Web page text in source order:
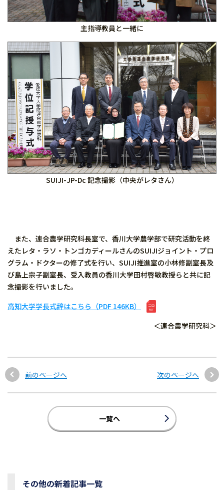
主指導教員と一緒に
SUIJI-JP-Dc 記念撮影（中央がレタさん）
また、連合農学研究科長室で、香川大学農学部で研究活動を終
えたレタ・ラソ・トンゴカディールさんのSUIJIジョイント・プロ
グラム・ドクターの修了式を行い、SUIJI推進室の小林修副室長及
び島上宗子副室長、受入教員の香川大学田村啓敏教授らと共に記
念撮影を行いました。
高知大学学長式辞はこちら（PDF 146KB）
＜連合農学研究科＞
前のページへ 次のページへ
一覧へ
その他の新着記事一覧